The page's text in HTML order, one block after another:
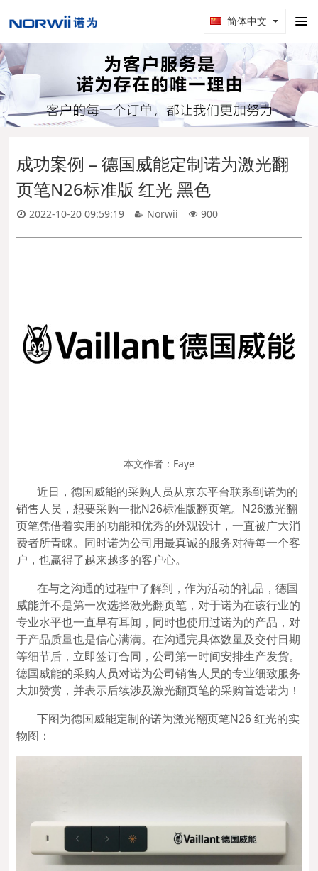
简体中文
成功案例 – 德国威能定制诺为激光翻
页笔N26标准版 红光 黑色
2022-10-20 09:59:19 Norwii 900
本文作者：Faye
近日，德国威能的采购人员从京东平台联系到诺为的
销售人员，想要采购一批N26标准版翻页笔。N26激光翻
页笔凭借着实用的功能和优秀的外观设计，一直被广大消
费者所青睐。同时诺为公司用最真诚的服务对待每一个客
户，也赢得了越来越多的客户心。
在与之沟通的过程中了解到，作为活动的礼品，德国
威能并不是第一次选择激光翻页笔，对于诺为在该行业的
专业水平也一直早有耳闻，同时也使用过诺为的产品，对
于产品质量也是信心满满。在沟通完具体数量及交付日期
等细节后，立即签订合同，公司第一时间安排生产发货。
德国威能的采购人员对诺为公司销售人员的专业细致服务
大加赞赏，并表示后续涉及激光翻页笔的采购首选诺为！
下图为德国威能定制的诺为激光翻页笔N26 红光的实
物图：